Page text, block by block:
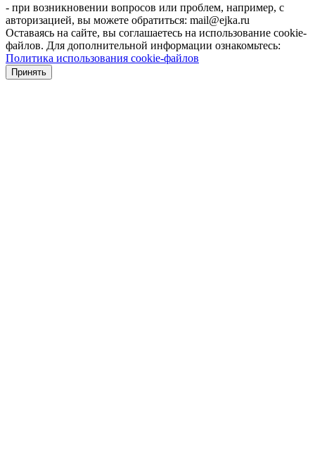
- при возникновении вопросов или проблем, например, с
авторизацией, вы можете обратиться: mail@ejka.ru
Оставаясь на сайте, вы соглашаетесь на использование cookie-
файлов. Для дополнительной информации ознакомьтесь:
Политика использования cookie-файлов
Принять